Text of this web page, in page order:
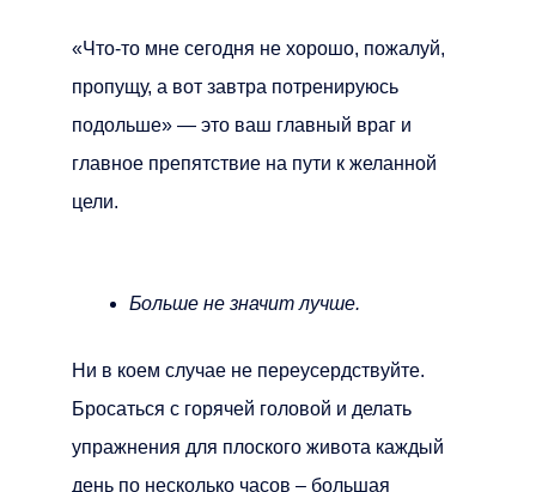
«Что-то мне сегодня не хорошо, пожалуй,
пропущу, а вот завтра потренируюсь
подольше» — это ваш главный враг и
главное препятствие на пути к желанной
цели.
Больше не значит лучше.
Ни в коем случае не переусердствуйте.
Бросаться с горячей головой и делать
упражнения для плоского живота каждый
день по несколько часов – большая